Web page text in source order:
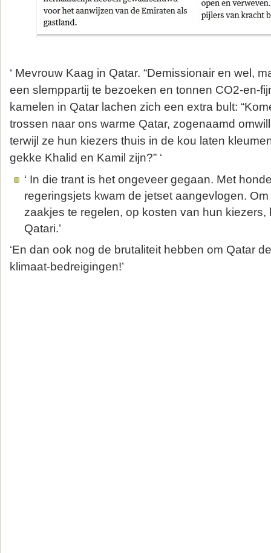
‘ Mevrouw Kaag in Qatar. “Demissionair en wel,
een slemppartij te bezoeken en tonnen CO2-en-
kamelen in Qatar lachen zich een extra bult:
trossen naar ons warme Qatar, zogenaamd
terwijl ze hun kiezers thuis in de kou laten
gekke Khalid en Kamil zijn?” ‘
‘ In die trant is het ongeveer gegaan. Met
regeringsjets kwam de jetset aangevlogen.
zaakjes te regelen, op kosten van hun kiezers,
Qatari.’
‘En dan ook nog de brutaliteit hebben om Qatar
klimaat-bedreigingen!’